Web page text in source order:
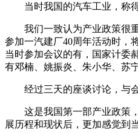
当时我国的汽车工业，称
我们一致认为产业政策很
参加一汽建厂40周年活动时，
当时参加会议的有，国家计委
有邓楠、姚振炎、朱小华、苏
经过三天的座谈讨论，与
这是我国第一部产业政策
展历程和现状后，更加感觉到